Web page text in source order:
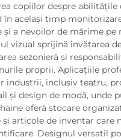
copiilor despre abilitățile
în același timp
și a nevoilor de mărime pe
vizual sprijină învățarea
sezonieră și
proprii. Aplicațiile
industrii, inclusiv teatru,
și design de modă, unde
oferă stocare
articole de inventar care
Designul versatil